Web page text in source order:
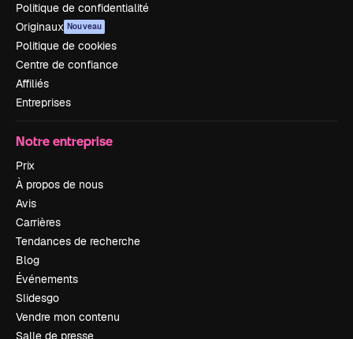
Politique de confidentialité
Originaux Nouveau
Politique de cookies
Centre de confiance
Affiliés
Entreprises
Notre entreprise
Prix
À propos de nous
Avis
Carrières
Tendances de recherche
Blog
Événements
Slidesgo
Vendre mon contenu
Salle de presse